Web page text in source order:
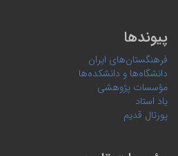
پیوندها
فرهنگستان‌های ایران
دانشگاه‌ها و دانشکده‌ها
مؤسسات پژوهشی
یاد استاد
پورتال قدیم